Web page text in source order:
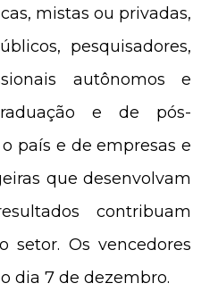
mistas ou privadas,
pesquisadores,
autônomos e
e de pós-
país e de empresas e
que desenvolvam
contribuam
setor. Os vencedores
dia 7 de dezembro.